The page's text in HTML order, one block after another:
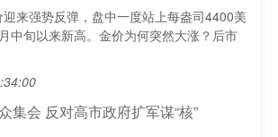
来强势反弹，盘中一度站上每盎司4400美
中旬以来新高。金价为何突然大涨？后市